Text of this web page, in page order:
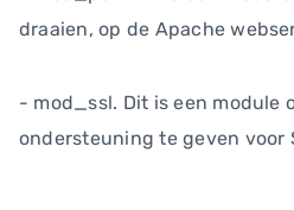
draaien, op de Apache
- mod_ssl. Dit is een module
ondersteuning te geven voor